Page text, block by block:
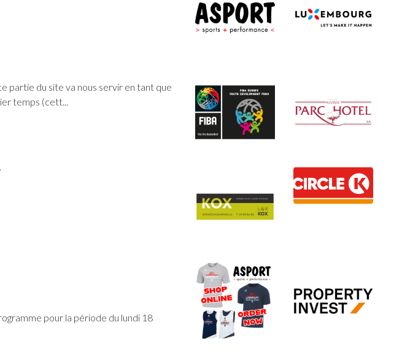
partie du site va nous servir en tant que
temps (cett...
pour la période du lundi 18